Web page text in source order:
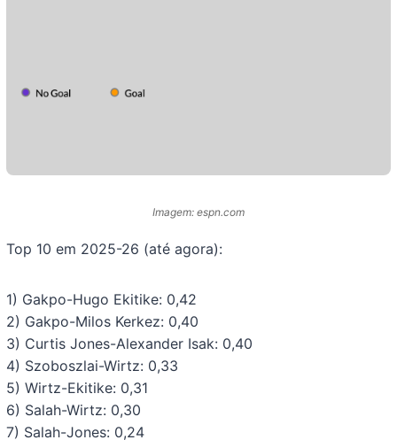
Imagem: espn.com
Top 10 em 2025-26 (até agora):
1) Gakpo-Hugo Ekitike: 0,42
2) Gakpo-Milos Kerkez: 0,40
3) Curtis Jones-Alexander Isak: 0,40
4) Szoboszlai-Wirtz: 0,33
5) Wirtz-Ekitike: 0,31
6) Salah-Wirtz: 0,30
7) Salah-Jones: 0,24